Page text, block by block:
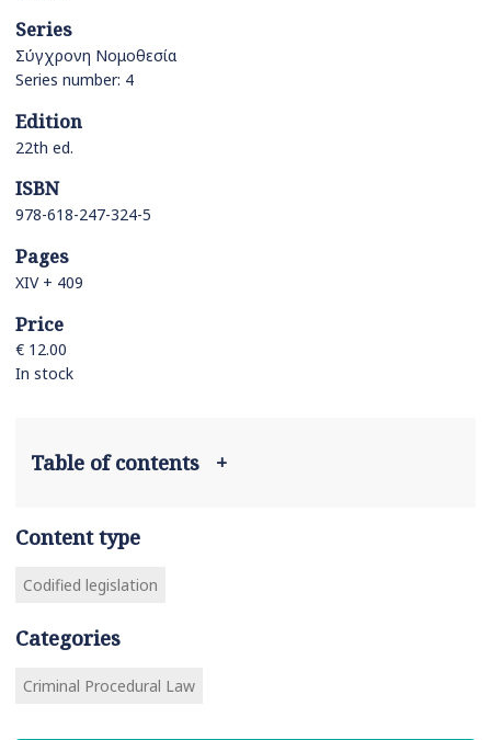
Series
Σύγχρονη Νομοθεσία
Series number: 4
Edition
22th ed.
ISBN
978-618-247-324-5
Pages
XIV + 409
Price
€ 12.00
In stock
Table of contents +
Content type
Codified legislation
Categories
Criminal Procedural Law